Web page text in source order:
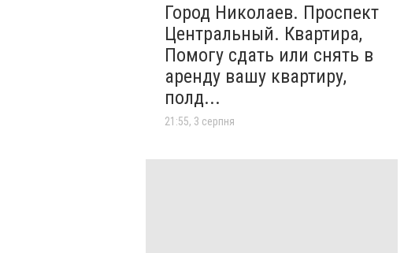
Город Николаев. Проспект
Центральный. Квартира,
Помогу сдать или снять в
аренду вашу квартиру,
полд...
21:55, 3 серпня